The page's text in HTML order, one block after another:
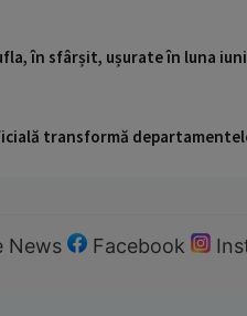
în sfârșit, ușurate în luna
transformă
News Facebook